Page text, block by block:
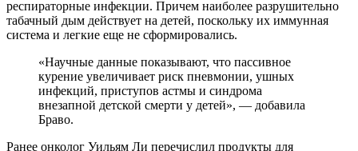
респираторные инфекции. Причем наиболее разрушительно
табачный дым действует на детей, поскольку их иммунная
система и легкие еще не сформировались.
«Научные данные показывают, что пассивное
курение увеличивает риск пневмонии, ушных
инфекций, приступов астмы и синдрома
внезапной детской смерти у детей», — добавила
Браво.
Ранее онколог Уильям Ли перечислил продукты для